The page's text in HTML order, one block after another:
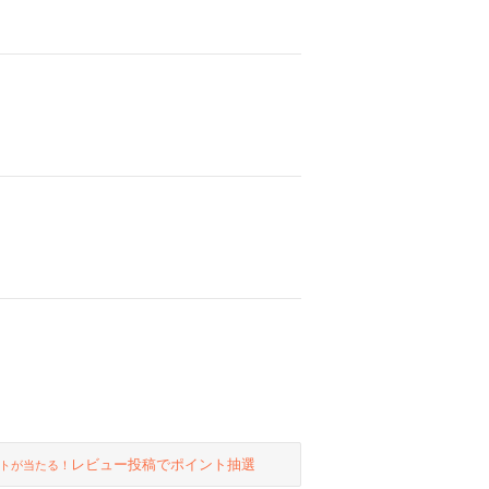
が当たる！ レビュー投稿でポイント抽選